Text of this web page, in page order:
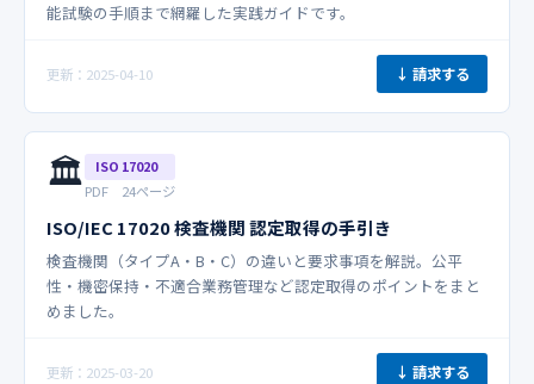
能試験の手順まで網羅した実践ガイドです。
更新：2025-04-10 ↓ 請求する
🏛️ ISO 17020
PDF 24ページ
ISO/IEC 17020 検査機関 認定取得の手引き
検査機関（タイプA・B・C）の違いと要求事項を解説。公平
性・機密保持・不適合業務管理など認定取得のポイントをまと
めました。
更新：2025-03-20 ↓ 請求する